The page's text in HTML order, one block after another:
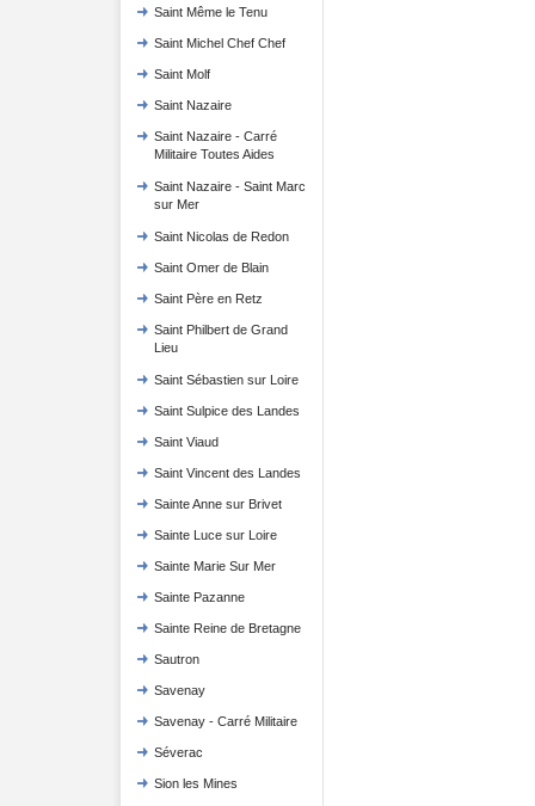
Saint Même le Tenu
Saint Michel Chef Chef
Saint Molf
Saint Nazaire
Saint Nazaire - Carré
Militaire Toutes Aides
Saint Nazaire - Saint Marc
sur Mer
Saint Nicolas de Redon
Saint Omer de Blain
Saint Père en Retz
Saint Philbert de Grand
Lieu
Saint Sébastien sur Loire
Saint Sulpice des Landes
Saint Viaud
Saint Vincent des Landes
Sainte Anne sur Brivet
Sainte Luce sur Loire
Sainte Marie Sur Mer
Sainte Pazanne
Sainte Reine de Bretagne
Sautron
Savenay
Savenay - Carré Militaire
Séverac
Sion les Mines